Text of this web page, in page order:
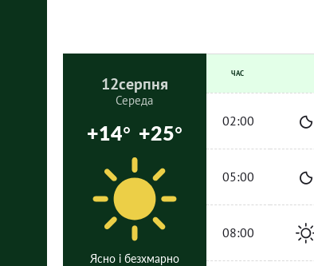
12серпня
Середа
+14° +25°
Ясно і безхмарно
ЧАС
02:00
05:00
08:00